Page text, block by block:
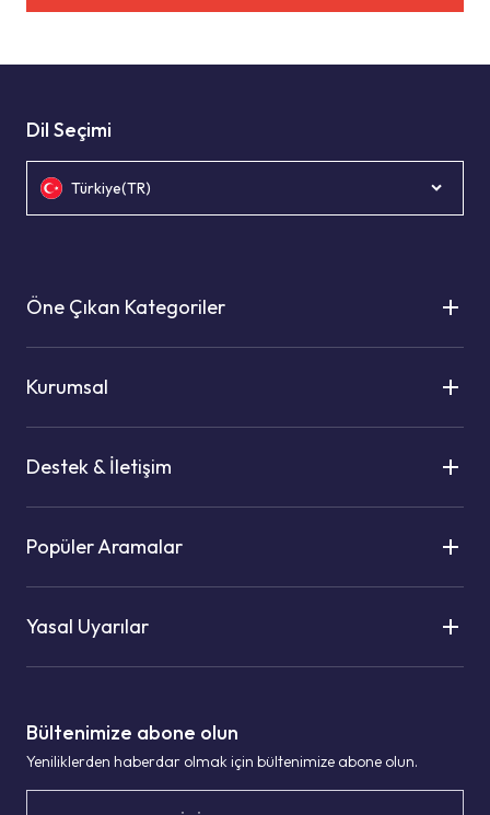
Bültenimize abone olun
Yeniliklerden haberdar olmak için bültenimize abone olun.
Dil Seçimi
Türkiye(TR)
Öne Çıkan Kategoriler
Kurumsal
Destek & İletişim
Popüler Aramalar
Yasal Uyarılar